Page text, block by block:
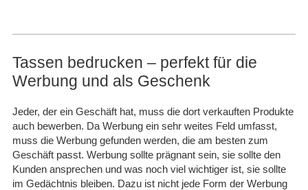
14.05.26
Seher zufrieden und ich
werde immer bei euch
bestellen, wenn ich was
brauche zauber Ta…
08.05.26▼
Tassen bedrucken – perfekt für die
Werbung und als Geschenk
Jeder, der ein Geschäft hat, muss die dort verkauften Produkte
auch bewerben. Da Werbung ein sehr weites Feld umfasst,
muss die Werbung gefunden werden, die am besten zum
Geschäft passt. Werbung sollte prägnant sein, sie sollte den
Kunden ansprechen und was noch viel wichtiger ist, sie sollte
im Gedächtnis bleiben. Dazu ist nicht jede Form der Werbung